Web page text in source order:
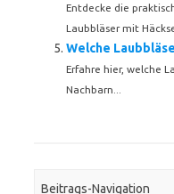
Entdecke die
Laubbläser mit
Welche
Erfahre hier, welche
Nachbarn...
Beitrags-Navigation